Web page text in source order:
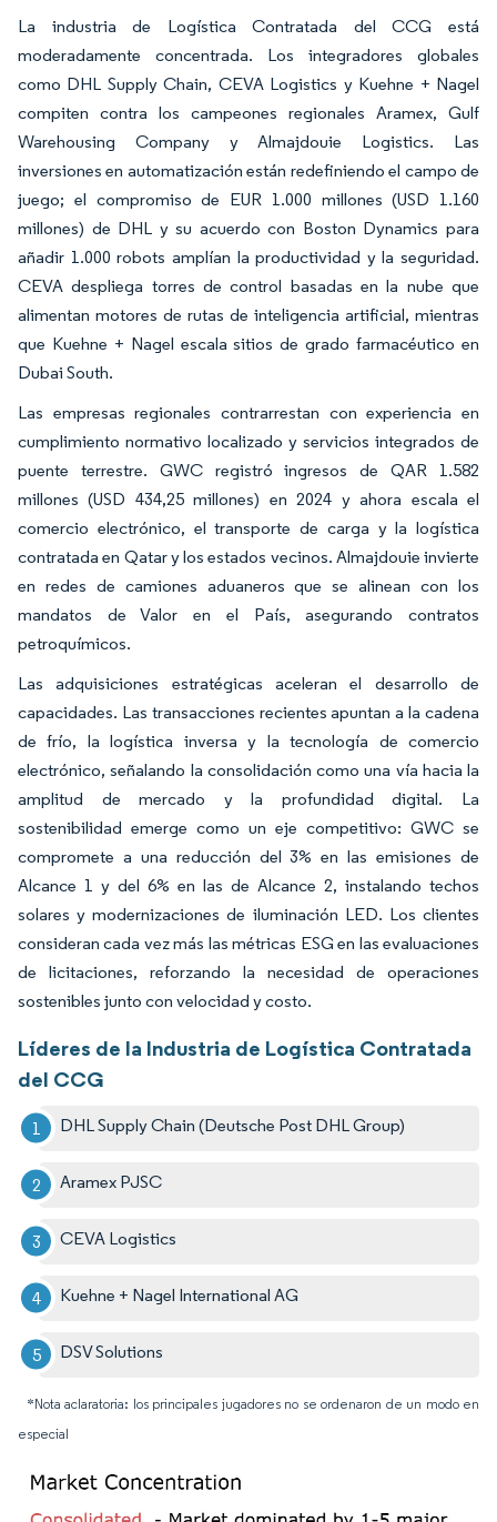
La industria de Logística Contratada del CCG está
moderadamente concentrada. Los integradores globales
como DHL Supply Chain, CEVA Logistics y Kuehne + Nagel
compiten contra los campeones regionales Aramex, Gulf
Warehousing Company y Almajdouie Logistics. Las
inversiones en automatización están redefiniendo el campo de
juego; el compromiso de EUR 1.000 millones (USD 1.160
millones) de DHL y su acuerdo con Boston Dynamics para
añadir 1.000 robots amplían la productividad y la seguridad.
CEVA despliega torres de control basadas en la nube que
alimentan motores de rutas de inteligencia artificial, mientras
que Kuehne + Nagel escala sitios de grado farmacéutico en
Dubai South.
Las empresas regionales contrarrestan con experiencia en
cumplimiento normativo localizado y servicios integrados de
puente terrestre. GWC registró ingresos de QAR 1.582
millones (USD 434,25 millones) en 2024 y ahora escala el
comercio electrónico, el transporte de carga y la logística
contratada en Qatar y los estados vecinos. Almajdouie invierte
en redes de camiones aduaneros que se alinean con los
mandatos de Valor en el País, asegurando contratos
petroquímicos.
Las adquisiciones estratégicas aceleran el desarrollo de
capacidades. Las transacciones recientes apuntan a la cadena
de frío, la logística inversa y la tecnología de comercio
electrónico, señalando la consolidación como una vía hacia la
amplitud de mercado y la profundidad digital. La
sostenibilidad emerge como un eje competitivo: GWC se
compromete a una reducción del 3% en las emisiones de
Alcance 1 y del 6% en las de Alcance 2, instalando techos
solares y modernizaciones de iluminación LED. Los clientes
consideran cada vez más las métricas ESG en las evaluaciones
de licitaciones, reforzando la necesidad de operaciones
sostenibles junto con velocidad y costo.
Líderes de la Industria de Logística Contratada
del CCG
DHL Supply Chain (Deutsche Post DHL Group)
Aramex PJSC
CEVA Logistics
Kuehne + Nagel International AG
DSV Solutions
*Nota aclaratoria: los principales jugadores no se ordenaron de un modo en
especial